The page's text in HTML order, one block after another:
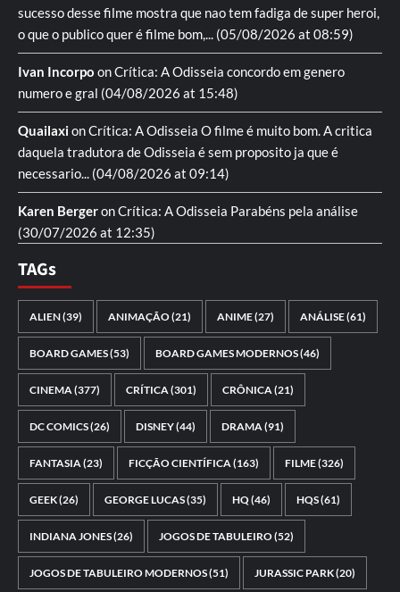
sucesso desse filme mostra que nao tem fadiga de super heroi,
o que o publico quer é filme bom,... (05/08/2026 at 08:59)
Ivan Incorpo onCrítica: A Odisseia concordo em genero
numero e gral (04/08/2026 at 15:48)
QuailaxionCrítica: A Odisseia O filme é muito bom. A critica
daquela tradutora de Odisseia é sem proposito ja que é
necessario... (04/08/2026 at 09:14)
Karen BergeronCrítica: A Odisseia Parabéns pela análise
(30/07/2026 at 12:35)
TAGs
ALIEN(39) ANIMAÇÃO(21) ANIME(27) ANÁLISE(61)
BOARD GAMES(53) BOARD GAMES MODERNOS(46)
CINEMA(377) CRÍTICA(301) CRÔNICA(21)
DC COMICS(26) DISNEY(44) DRAMA(91)
FANTASIA(23) FICÇÃO CIENTÍFICA(163) FILME(326)
GEEK(26) GEORGE LUCAS(35) HQ(46) HQS(61)
INDIANA JONES(26) JOGOS DE TABULEIRO(52)
JOGOS DE TABULEIRO MODERNOS(51) JURASSIC PARK(20)